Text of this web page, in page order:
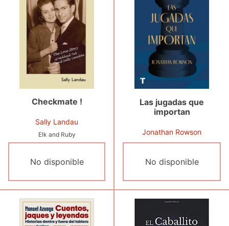
Checkmate !
Sally Landau
Elk and Ruby
No disponible
Las jugadas que
importan
Jonathan Rowson
No disponible